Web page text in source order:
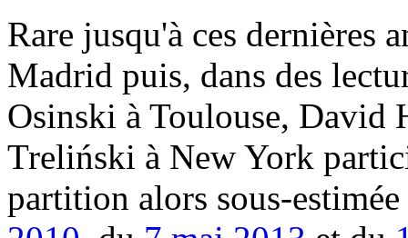
Rare jusqu'à ces dernières
Madrid puis, dans des
Osinski à Toulouse, David
Treliński à New York
partition alors sous-